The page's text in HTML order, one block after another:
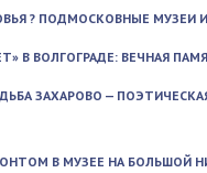
? ПОДМОСКОВНЫЕ МУЗЕИ
В ВОЛГОГРАДЕ: ВЕЧНАЯ
ЗАХАРОВО —
В МУЗЕЕ НА БОЛЬШОЙ